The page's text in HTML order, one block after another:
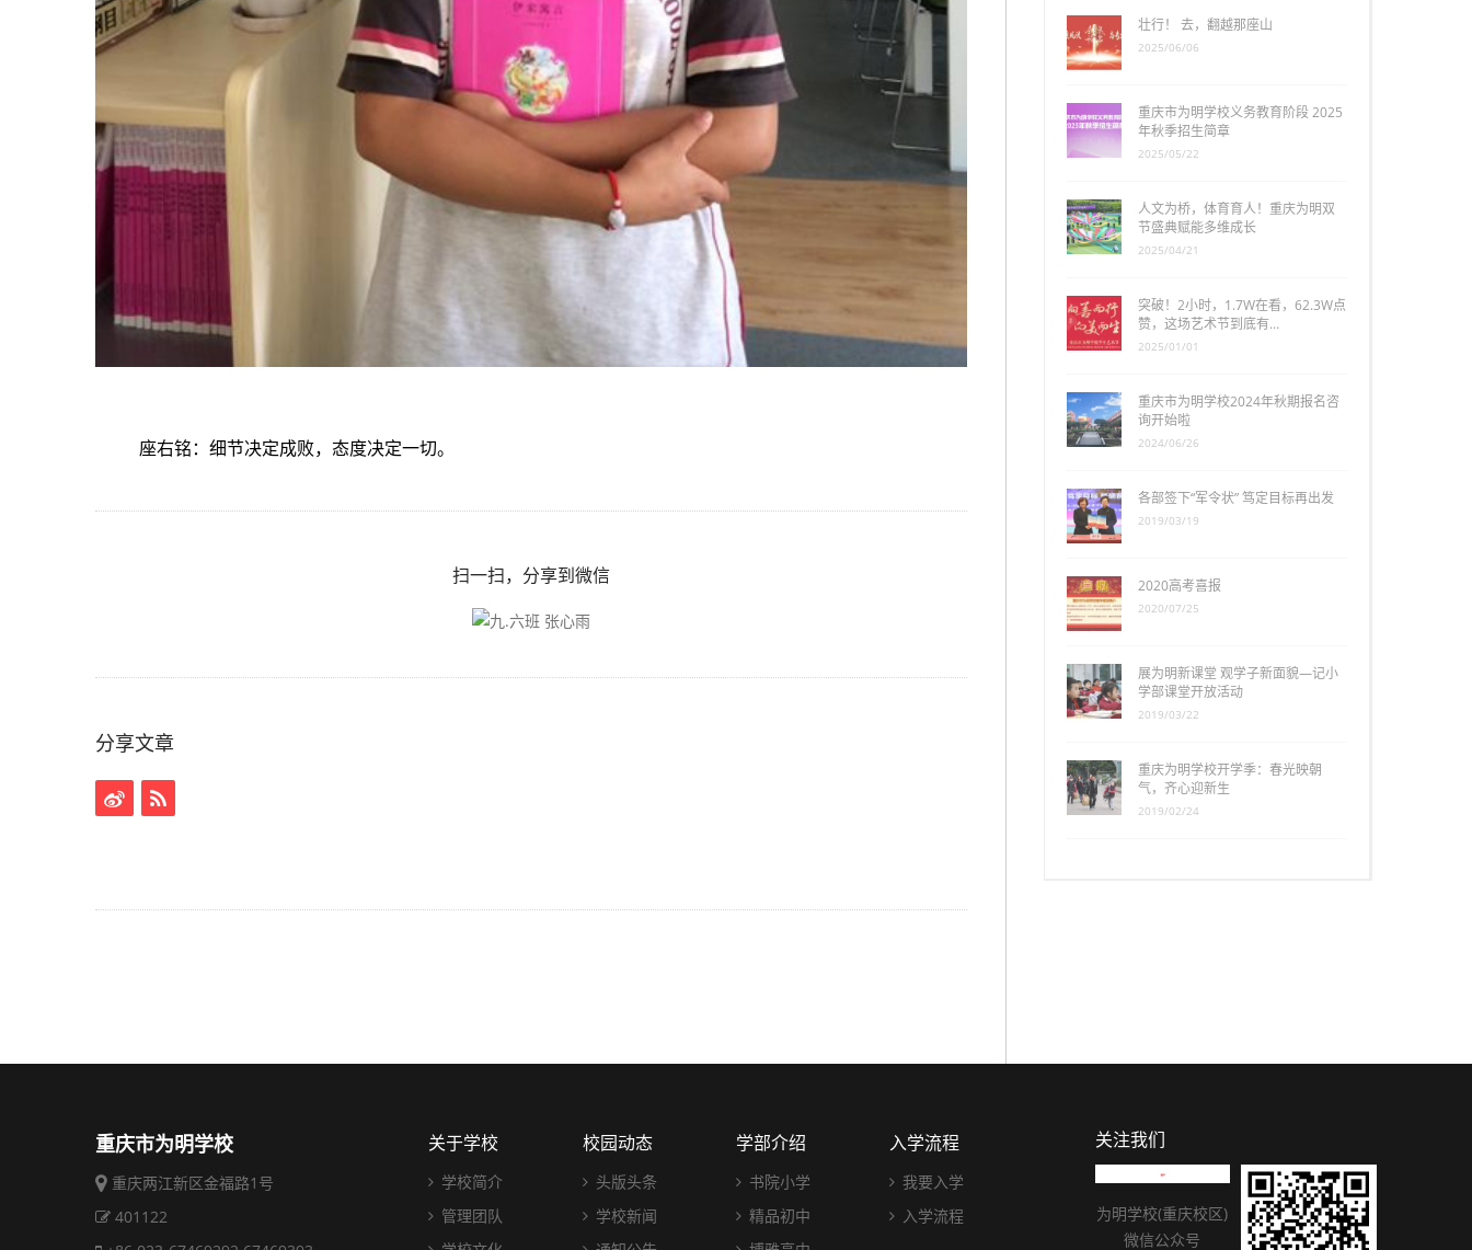
座右铭：细节决定成败，态度决定一切。
扫一扫，分享到微信
分享文章
壮行！ 去，翻越那座山
2025/06/06
重庆市为明学校义务教育阶段 2025
年秋季招生简章
2025/05/22
人文为桥，体育育人！重庆为明双
节盛典赋能多维成长
2025/04/21
突破！2小时，1.7W在看，62.3W点
赞，这场艺术节到底有…
2025/01/01
重庆市为明学校2024年秋期报名咨
询开始啦
2024/06/26
各部签下“军令状” 笃定目标再出发
2019/03/19
2020高考喜报
2020/07/25
展为明新课堂 观学子新面貌—记小
学部课堂开放活动
2019/03/22
重庆为明学校开学季：春光映朝
气，齐心迎新生
2019/02/24
重庆市为明学校
重庆两江新区金福路1号
401122
关于学校
学校简介
管理团队
校园动态
头版头条
学校新闻
学部介绍
书院小学
精品初中
入学流程
我要入学
入学流程
关注我们